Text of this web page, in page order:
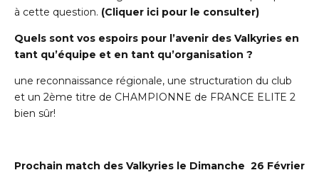
à cette question. (Cliquer ici pour le consulter)
Quels sont vos espoirs pour l’avenir des Valkyries en
tant qu’équipe et en tant qu’organisation ?
une reconnaissance régionale, une structuration du club
et un 2ème titre de CHAMPIONNE de FRANCE ELITE 2
bien sûr!
Prochain match des Valkyries le Dimanche 26 Février